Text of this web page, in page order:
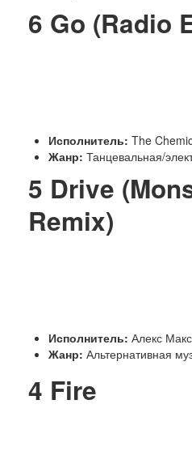
6 Go (Radio
Исполнитель: The
Жанр: Танцевальная/
5 Drive
Remix)
Исполнитель: Алекс
Жанр: Альтернативная
4 Fire